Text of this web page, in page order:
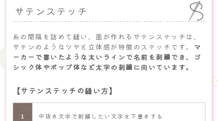
サテンステッチ
糸の間隔を詰めて縫い、面が作れるサテンステッチは、
サテンのようなツヤと立体感が特徴のステッチです。 マ
ーカーで書いたような太いラインで名前を刺繍でき、ゴ
シック体やポップ体など太字の刺繍に向いています。
【サテンステッチの縫い方】
1 中抜き文字で刺繍したい文字を下書きする